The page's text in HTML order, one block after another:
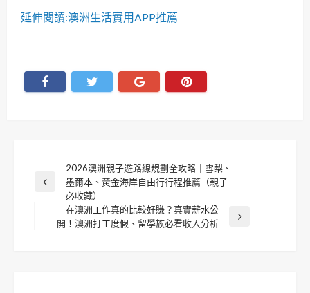
延伸閱讀:澳洲生活實用APP推薦
Previous
2026澳洲親子遊路線規劃全攻略｜雪梨、
墨爾本、黃金海岸自由行行程推薦（親子
必收藏）
Next
在澳洲工作真的比較好賺？真實薪水公
開！澳洲打工度假、留學族必看收入分析